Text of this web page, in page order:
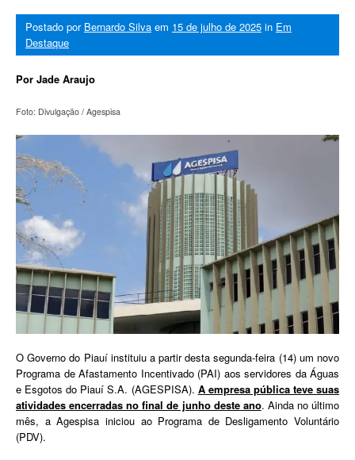
Postado por Bernardo Silva em 15 de julho de 2025 in Em
Destaque
Por Jade Araujo
Foto: Divulgação / Agespisa
O Governo do Piauí instituiu a partir desta segunda-feira (14) um novo
Programa de Afastamento Incentivado (PAI) aos servidores da Águas
e Esgotos do Piauí S.A. (AGESPISA). A empresa pública teve suas
atividades encerradas no final de junho deste ano. Ainda no último
mês, a Agespisa iniciou ao Programa de Desligamento Voluntário
(PDV).